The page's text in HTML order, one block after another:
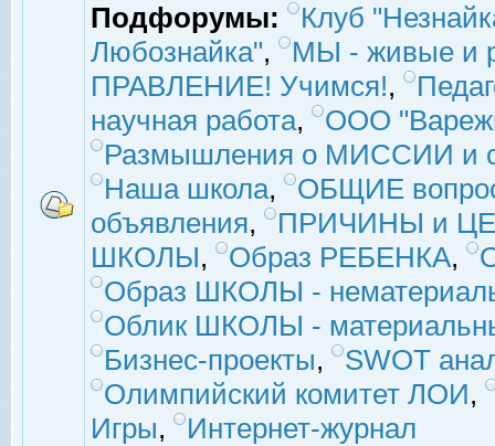
Подфорумы:
Клуб
Любознайка",
МЫ - живые и
ПРАВЛЕНИЕ! Учимся!,
научная работа,
ООО
Размышления о МИССИИ и
Наша школа,
ОБЩИЕ
объявления,
ПРИЧИНЫ и
ШКОЛЫ, Образ РЕБЕНКА,
Образ ШКОЛЫ -
Облик ШКОЛЫ -
Бизнес-проекты,
SWOT
Олимпийский комитет ЛОИ,
Игры, Интернет-журнал